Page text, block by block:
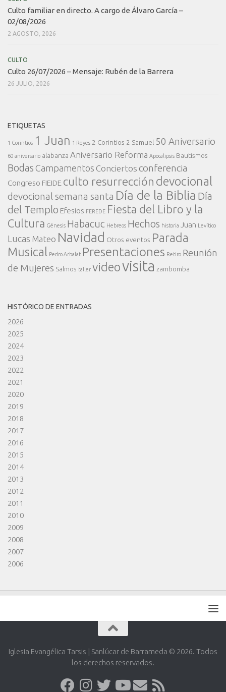
Culto familiar en directo. A cargo de Álvaro García –
02/08/2026
2 AGOSTO, 2026
CULTO
Culto 26/07/2026 – Mensaje: Rubén de la Barrera
26 JULIO, 2026
ETIQUETAS
1 Corintios 1 Juan 1 Reyes 2 Corintios 2 Samuel 50 Aniversario
60 aniversario alabanza Aniversario Reforma Apocalipsis Bautismos
Bodas Campamentos Conciertos conferencia
Congreso FIEIDE culto resurrección devocional
devocional semana santa Día de la Biblia Día
del Templo Efesios FEREDE Fiesta del Libro y la
Cultura Génesis Habacuc Hebreos Hechos historia Juan Levítico
Lucas Mateo Navidad Otros eventos Parada
Musical
Pedro Arbalat Presentaciones Retiro Reunión
de Mujeres Salmos taller videovisita zambomba
HISTÓRICO DE ENTRADAS
2026
2025
2024
2023
2022
2021
2020
2019
2018
2017
2016
2015
2014
2013
2012
2011
2010
2009
2008
2007
2006
Iglesia Evangélica Tarsis | Sanlúcar de Barrameda © 2026. Todos
los derechos reservados.